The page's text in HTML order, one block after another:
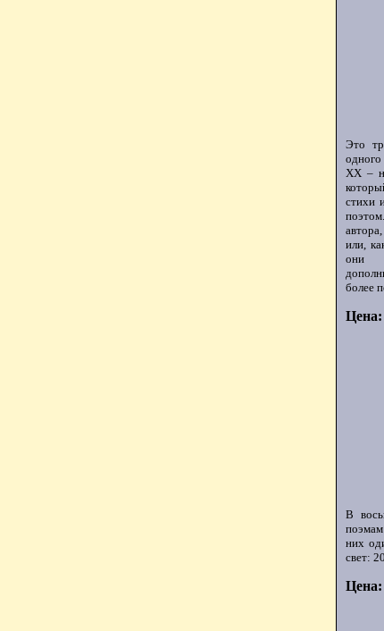
Это
ХХ –
стихи
или,
они
более
Цена:
В
них
свет:
Цена: